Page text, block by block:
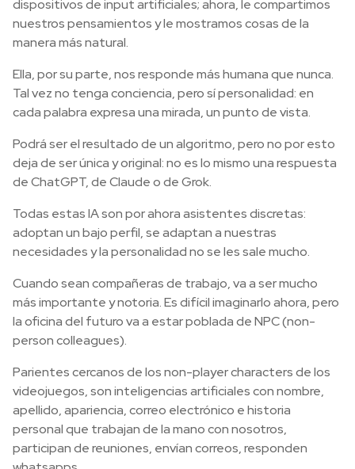
dispositivos de input artificiales; ahora, le compartimos
nuestros pensamientos y le mostramos cosas de la
manera más natural.
Ella, por su parte, nos responde más humana que nunca.
Tal vez no tenga conciencia, pero sí personalidad: en
cada palabra expresa una mirada, un punto de vista.
Podrá ser el resultado de un algoritmo, pero no por esto
deja de ser única y original: no es lo mismo una respuesta
de ChatGPT, de Claude o de Grok.
Todas estas IA son por ahora asistentes discretas:
adoptan un bajo perfil, se adaptan a nuestras
necesidades y la personalidad no se les sale mucho.
Cuando sean compañeras de trabajo, va a ser mucho
más importante y notoria. Es difícil imaginarlo ahora, pero
la oficina del futuro va a estar poblada de NPC (non-
person colleagues).
Parientes cercanos de los non-player characters de los
videojuegos, son inteligencias artificiales con nombre,
apellido, apariencia, correo electrónico e historia
personal que trabajan de la mano con nosotros,
participan de reuniones, envían correos, responden